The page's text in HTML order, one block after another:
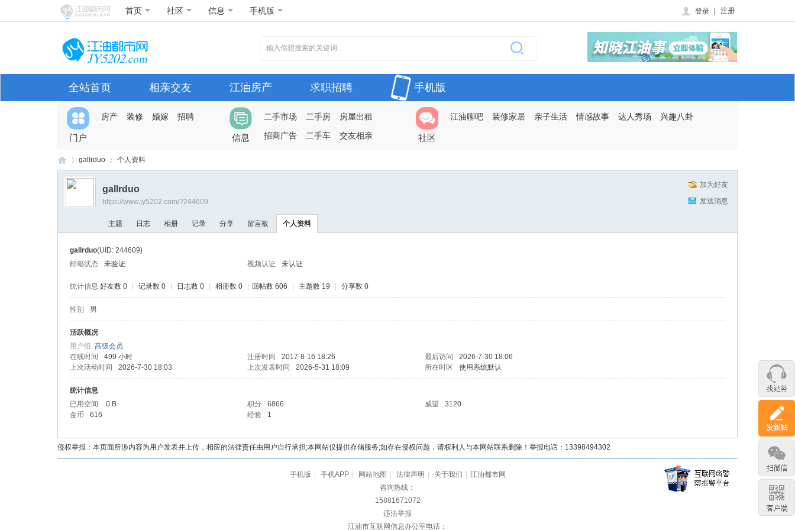
首页 社区 信息 手机版 登录 注册
全站首页 相亲交友 江油房产 求职招聘 手机版
门户
房产 装修 婚嫁 招聘
信息
二手市场 二手房
房屋出租
招商广告
二手车 交友相亲 社区
江油聊吧 装修家居 亲子生活 情感故事 达人秀场 兴趣八卦
都
›
gallrduo 个人资料
加为好友
发送消息
gallrduo
https://www.jy5202.com/?244609
主题 日志 相册 记录 分享 留言板 个人资料
gallrduo(UID: 244609)
邮箱状态
未验证 视频认证 未认证
统计信息 好友数 0 记录数 0 日志数 0 相册数 0 回帖数 606 主题数 19 分享数 0
性别 男
活跃概况
用户组 高级会员
在线时间
499 小时 注册时间 2017-8-16 18:26 最后访问
2026-7-30 18:06
上次活动时间
2026-7-30 18:03 上次发表时间 2026-5-31 18:09 所在时区 使用系统默认
统计信息
已用空间
0 B 积分 6866 威望
3120
金币
616 经验 1
侵权举报：本页面所涉内容为用户发表并上传，相应的法律责任由用户自行承担;本网站仅提供存储服务;如存在侵权问题，请权利人与本网站联系删除！举报电话：13398494302
手机版 手机APP 网站地图 法律声明 关于我们
江油都市网
咨询热线：
15881671072
违法举报
江油市互联网信息办公室电话：